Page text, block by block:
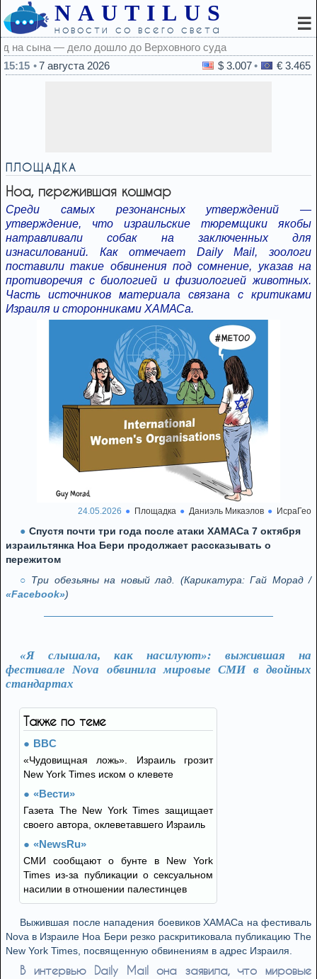
NAUTILUS
новости со всего света ☰
суда
15:15
7 августа 2026 $ 3.007 € 3.465
ПЛОЩАДКА
Ноа, пережившая кошмар
Среди самых резонансных утверждений —
утверждение, что израильские тюремщики якобы
натравливали собак на заключенных для
изнасилований. Как отмечает Daily Mail, зоологи
поставили такие обвинения под сомнение, указав на
противоречия с биологией и физиологией животных.
Часть источников материала связана с критиками
Израиля и сторонниками ХАМАСа.
24.05.2026 Площадка Даниэль Микаэлов ИсраГео
Спустя почти три года после атаки ХАМАСа 7 октября
израильтянка Ноа Бери продолжает рассказывать о
пережитом
Три обезьяны на новый лад. (Карикатура: Гай Морад /
«Facebook»)
«Я слышала, как насилуют»: выжившая на
фестивале Nova обвинила мировые СМИ в двойных
стандартах
Также по теме
BBC
«Чудовищная ложь». Израиль грозит
New York Times иском о клевете
«Вести»
Газета The New York Times защищает
своего автора, оклеветавшего Израиль
«NewsRu»
СМИ сообщают о бунте в New York
Times из-за публикации о сексуальном
насилии в отношении палестинцев
Выжившая после нападения боевиков ХАМАСа на фестиваль
Nova в Израиле Ноа Бери резко раскритиковала публикацию The
New York Times, посвященную обвинениям в адрес Израиля.
В интервью Daily Mail она заявила, что мировые